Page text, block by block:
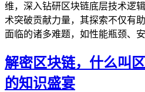
维，深入钻研区块链底层技术逻
术突破贡献力量，其探索不仅有
面临的诸多难题，如性能瓶颈、
解密区块链，什么叫
的知识盛宴